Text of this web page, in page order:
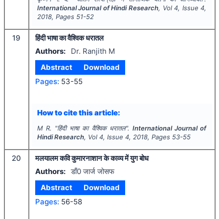
International Journal of Hindi Research, Vol4, Issue4,
2018, Pages 51-52
19
हिंदी भाषा का वैश्विक धरातल
Authors:
Dr. Ranjith M
Abstract
Download
Pages: 53-55
How to cite this article:
M R. "हिंदी भाषा का वैश्विक धरातल". International Journal of
Hindi Research, Vol 4, Issue 4, 2018, Pages 53-55
20
मलयालम कवि कुमारनाशान के काव्य में युग बोध
Authors: डाँ0 जार्ज जोसफ
Abstract
Download
Pages: 56-58